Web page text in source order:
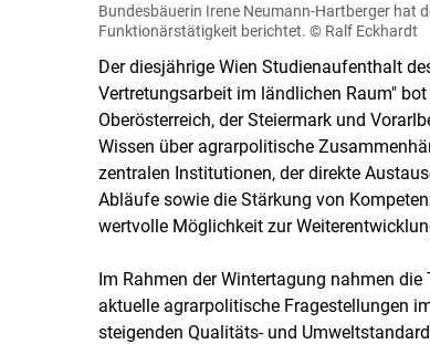
Bundesbäuerin Irene Neumann-Hartberger hat
Funktionärstätigkeit berichtet. © Ralf Eckhardt
Der diesjährige Wien Studienaufenthalt
Vertretungsarbeit im ländlichen Raum"
Oberösterreich, der Steiermark und
Wissen über agrarpolitische
zentralen Institutionen, der direkte
Abläufe sowie die Stärkung von
wertvolle Möglichkeit zur
Im Rahmen der Wintertagung nahmen
aktuelle agrarpolitische Fragestellungen
steigenden Qualitäts- und